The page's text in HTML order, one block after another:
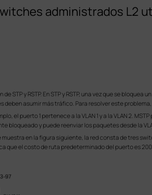
administrados L2
STP y RSTP. En STP y RSTP, una vez que se
asumir más tráfico. Para resolver este problema,
el puerto 1 pertenece a la VLAN 1 y a la VLAN 2.
bloqueado y puede reenviar los paquetes desde la
en la figura siguiente, la red consta de tres
el costo de ruta predeterminado del puerto es 200